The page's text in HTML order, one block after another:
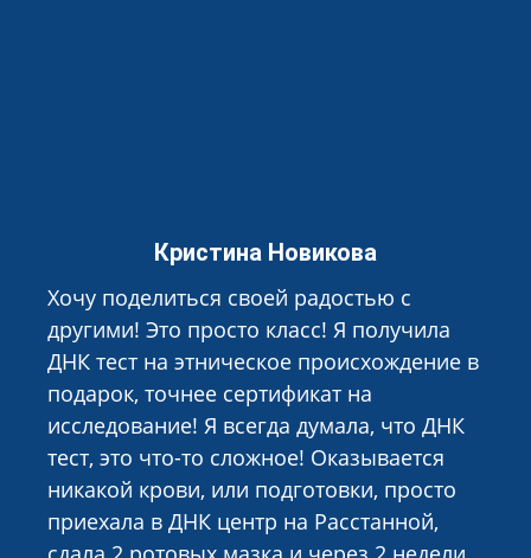
Кристина Новикова
Хочу поделиться своей радостью с
другими! Это просто класс! Я получила
ДНК тест на этническое происхождение в
подарок, точнее сертификат на
исследование! Я всегда думала, что ДНК
тест, это что-то сложное! Оказывается
никакой крови, или подготовки, просто
приехала в ДНК центр на Расстанной,